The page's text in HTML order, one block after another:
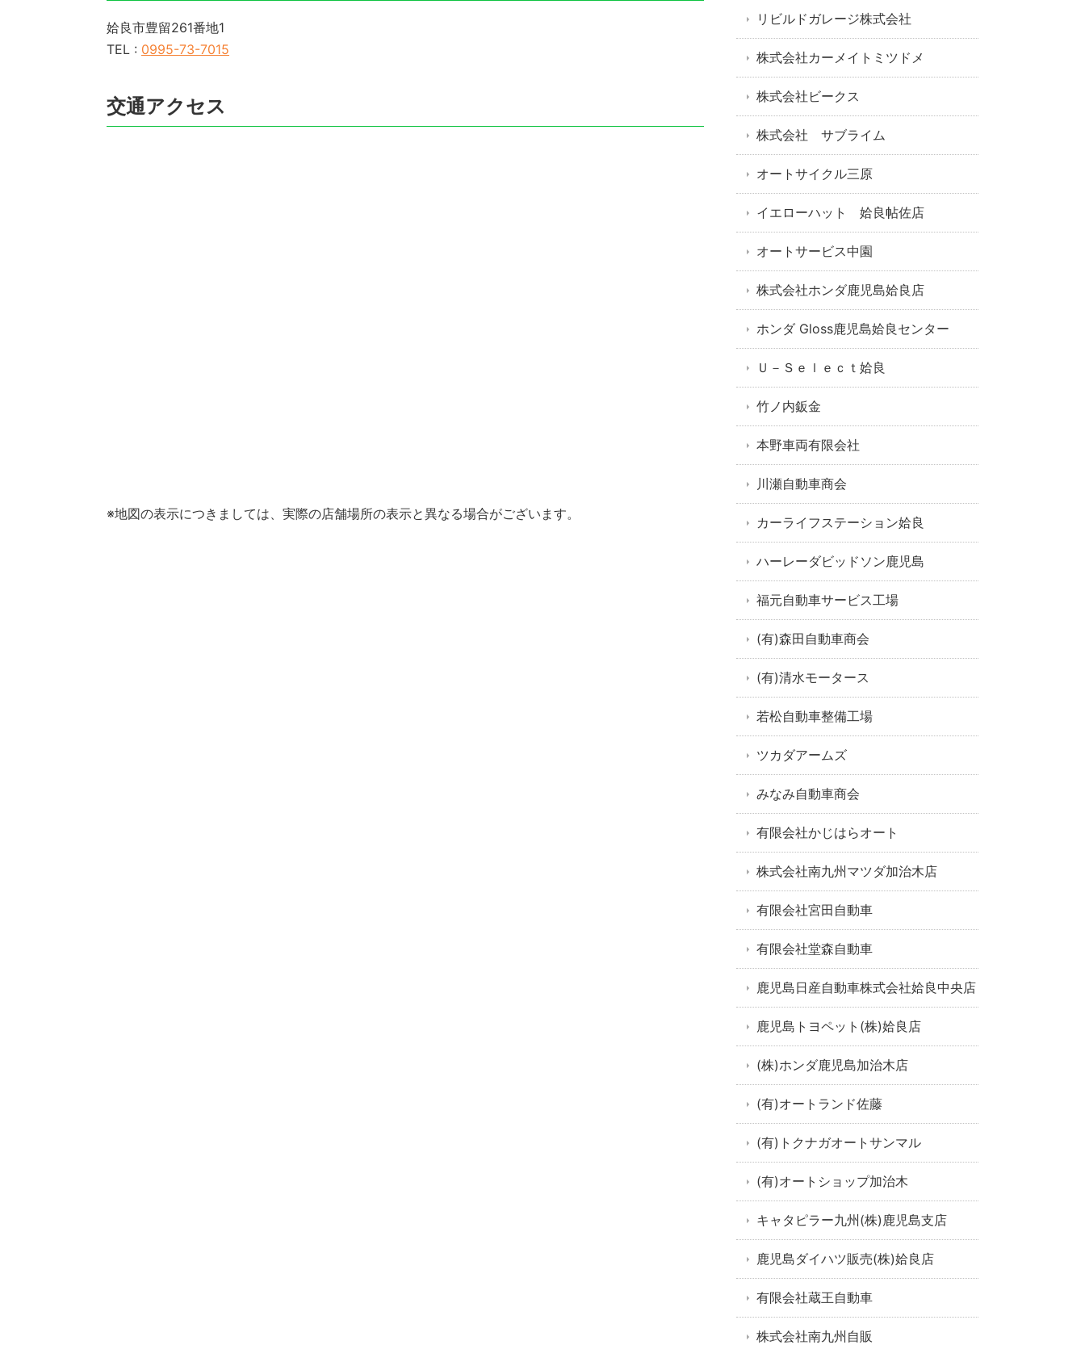
姶良市豊留261番地1
TEL : 0995-73-7015
交通アクセス
※地図の表示につきましては、実際の店舗場所の表示と異なる場合がございます。
リビルドガレージ株式会社
株式会社カーメイトミツドメ
株式会社ビークス
株式会社 サブライム
オートサイクル三原
イエローハット 姶良帖佐店
オートサービス中園
株式会社ホンダ鹿児島姶良店
ホンダ Gloss鹿児島姶良センター
Ｕ－Ｓｅｌｅｃｔ姶良
竹ノ内鈑金
本野車両有限会社
川瀬自動車商会
カーライフステーション姶良
ハーレーダビッドソン鹿児島
福元自動車サービス工場
(有)森田自動車商会
(有)清水モータース
若松自動車整備工場
ツカダアームズ
みなみ自動車商会
有限会社かじはらオート
株式会社南九州マツダ加治木店
有限会社宮田自動車
有限会社堂森自動車
鹿児島日産自動車株式会社姶良中央店
鹿児島トヨペット(株)姶良店
(株)ホンダ鹿児島加治木店
(有)オートランド佐藤
(有)トクナガオートサンマル
(有)オートショップ加治木
キャタピラー九州(株)鹿児島支店
鹿児島ダイハツ販売(株)姶良店
有限会社蔵王自動車
株式会社南九州自販